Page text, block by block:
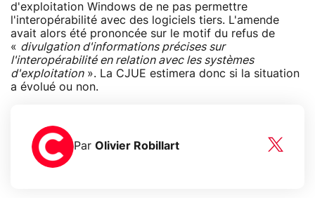
d'exploitation Windows de ne pas permettre
l'interopérabilité avec des logiciels tiers. L'amende
avait alors été prononcée sur le motif du refus de
« divulgation d'informations précises sur
l'interopérabilité en relation avec les systèmes
d'exploitation». La CJUE estimera donc si la situation
a évolué ou non.
Par Olivier Robillart